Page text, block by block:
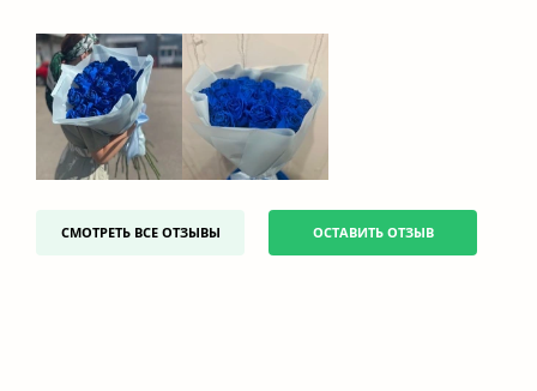
СМОТРЕТЬ ВСЕ ОТЗЫВЫ ОСТАВИТЬ ОТЗЫВ